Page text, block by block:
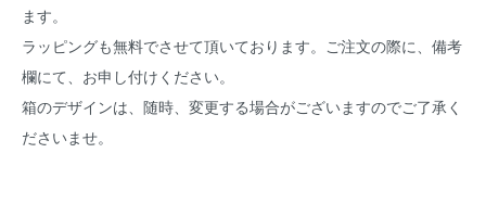
ます。
ラッピングも無料でさせて頂いております。ご注文の際に、備考
欄にて、お申し付けください。
箱のデザインは、随時、変更する場合がございますのでご了承く
ださいませ。